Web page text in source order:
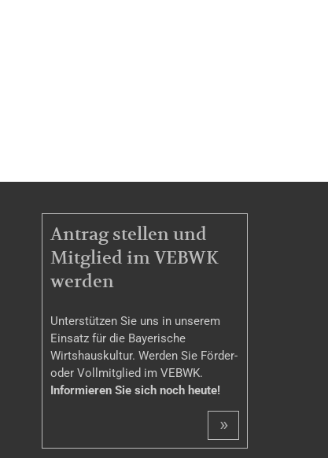
MITGLIEDSCHAFT
Antrag stellen und
Mitglied im VEBWK
werden
Unterstützen Sie uns in unserem
Einsatz für die Bayerische
Wirtshauskultur. Werden Sie Förder-
oder Vollmitglied im VEBWK.
Informieren Sie sich noch heute!
»